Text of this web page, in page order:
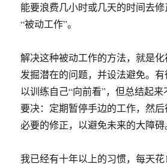
能要浪费几小时或几天的时间去
“被动工作”。
解决这种被动工作的方法，就是
发掘潜在的问题，并设法避免。
以训练自己“向前看”，但总结起
要决：定期暂停手边的工作，然
必要的修正，以避免未来的大障碍
我已经有十年以上的习惯，每天